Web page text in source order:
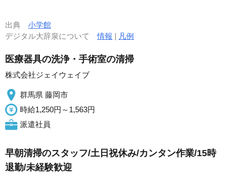
出典 小学館
デジタル大辞泉について情報 | 凡例
医療器具の洗浄・手術室の清掃
株式会社ジェイウェイブ
群馬県 藤岡市
時給1,250円～1,563円
派遣社員
早朝清掃のスタッフ/土日祝休み/カンタン作業/15時
退勤/未経験歓迎